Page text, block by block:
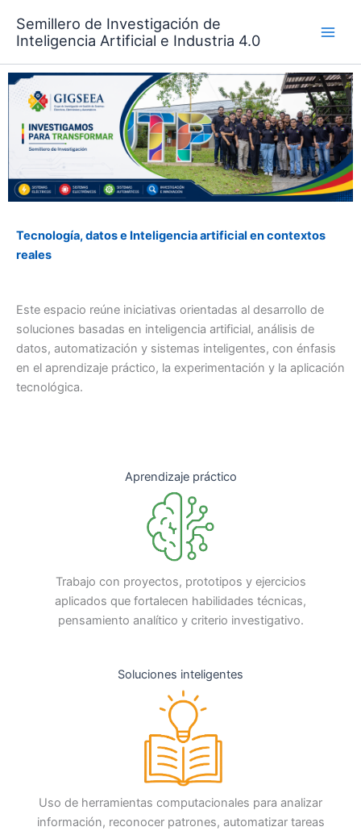
contenido
Semillero de Investigación de
Inteligencia Artificial e Industria 4.0
Tecnología, datos e Inteligencia artificial en contextos
reales
Este espacio reúne iniciativas orientadas al desarrollo de
soluciones basadas en inteligencia artificial, análisis de
datos, automatización y sistemas inteligentes, con énfasis
en el aprendizaje práctico, la experimentación y la aplicación
tecnológica.
Aprendizaje práctico
Trabajo con proyectos, prototipos y ejercicios
aplicados que fortalecen habilidades técnicas,
pensamiento analítico y criterio investigativo.
Soluciones inteligentes
Uso de herramientas computacionales para analizar
información, reconocer patrones, automatizar tareas